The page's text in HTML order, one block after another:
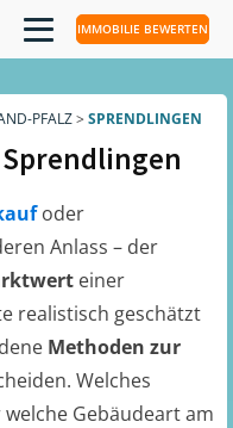
IMMOBILIE BEWERTEN
PFALZ> SPRENDLINGEN
Sprendlingen
oder
Anlass – der
einer
realistisch geschätzt
Methoden zur
Welches
Gebäudeart am